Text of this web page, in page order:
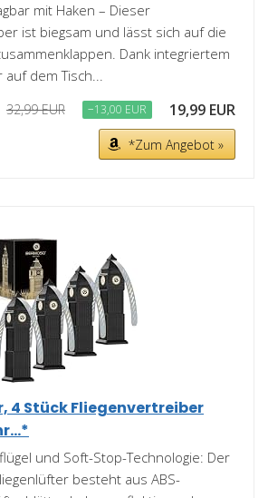
mit Haken – Dieser
ist biegsam und lässt sich auf die
Dank integriertem
auf dem Tisch...
32,99 EUR −13,00 EUR 19,99 EUR
*Zum Angebot »
4 Stück Fliegenvertreiber
und Soft-Stop-Technologie: Der
besteht aus ABS-